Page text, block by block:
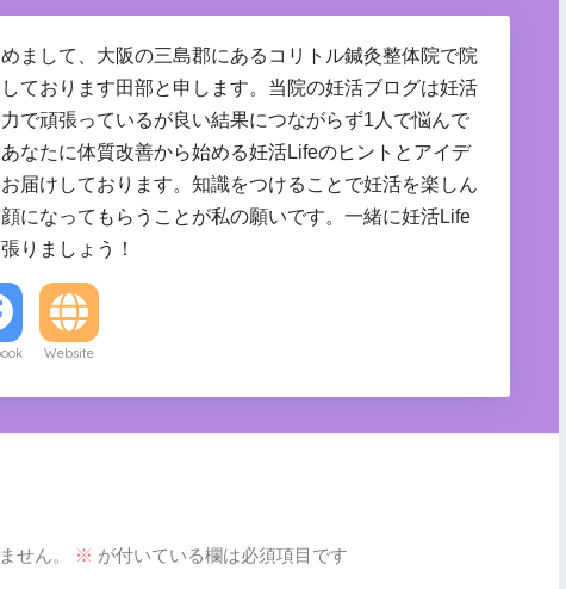
まして、大阪の三島郡にあるコリトル鍼灸整体院で院
ております田部と申します。当院の妊活ブログは妊活
で頑張っているが良い結果につながらず1人で悩んで
なたに体質改善から始める妊活Lifeのヒントとアイデ
届けしております。知識をつけることで妊活を楽しん
になってもらうことが私の願いです。一緒に妊活Life
りましょう！
Website
せん。 ※ が付いている欄は必須項目です